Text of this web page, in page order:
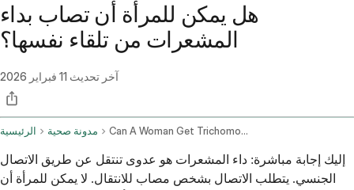
هل يمكن للمرأة أن تصاب بداء
المشعرات من تلقاء نفسها؟
آخر تحديث 11 فبراير 2026
الرئيسية مدونة صحية Can A Woman Get Trichomoniasis On Her Own
إليك إجابة مباشرة: داء المشعرات هو عدوى تنتقل عن طريق الاتصال
الجنسي. يتطلب الاتصال بشخص مصاب للانتقال. لا يمكن للمرأة أن